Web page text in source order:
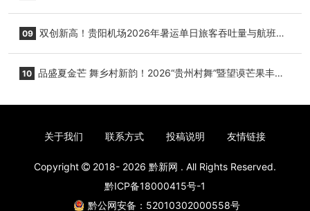
09 双创新高！贵阳机场2026年暑运单日旅客吞吐量与航班起
10 品盛夏金芒 舞乡村新韵！2026“贵州村舞”暨望谟芒果丰收
关于我们 联系方式 投稿说明 友情链接
Copyright 2018- 2026 黔新网 . All Rights Reserved.
黔ICP备18000415号-1
黔公网安备：52010302000558号